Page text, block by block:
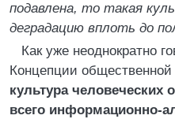
подавлена, то такая
деградацию вплоть до
Как уже неоднократно
Концепции
культура человеческих
всего информационно-